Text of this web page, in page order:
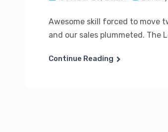
Awesome skill forced to move
and our sales plummeted. The
Continue Reading